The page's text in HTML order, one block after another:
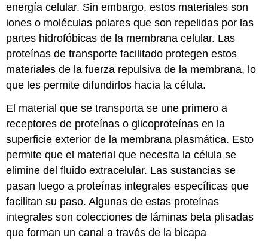
energía celular. Sin embargo, estos materiales son
iones o moléculas polares que son repelidas por las
partes hidrofóbicas de la membrana celular. Las
proteínas de transporte facilitado protegen estos
materiales de la fuerza repulsiva de la membrana, lo
que les permite difundirlos hacia la célula.
El material que se transporta se une primero a
receptores de proteínas o glicoproteínas en la
superficie exterior de la membrana plasmática. Esto
permite que el material que necesita la célula se
elimine del fluido extracelular. Las sustancias se
pasan luego a proteínas integrales específicas que
facilitan su paso. Algunas de estas proteínas
integrales son colecciones de láminas beta plisadas
que forman un canal a través de la bicapa